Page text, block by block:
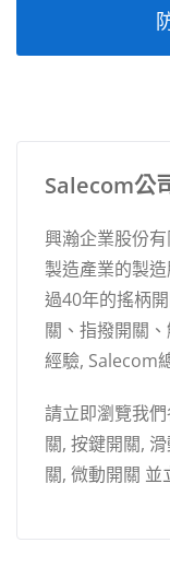
Salecom公
興瀚企業股份
製造產業的製
過40年的搖柄
關、指撥開關
經驗, Salecom
請立即瀏覽我
關, 按鍵開關,
關, 微動開關 並